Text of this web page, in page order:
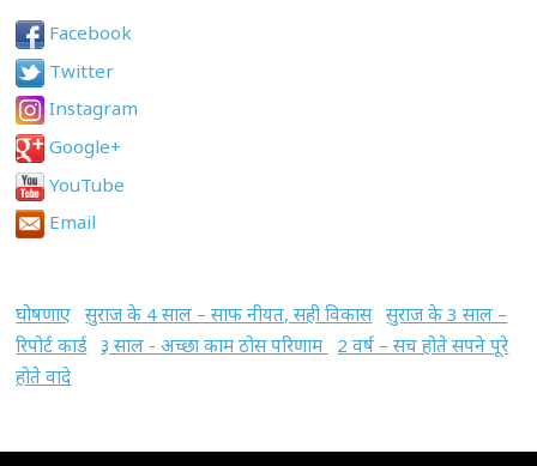
Facebook
Twitter
Instagram
Google+
YouTube
Email
घोषणाए सुराज के 4 साल – साफ नीयत, सही विकास सुराज के 3 साल –
रिपोर्ट कार्ड
३ साल - अच्छा काम ठोस परिणाम
2 वर्ष – सच होते सपने पूरे
होते वादे